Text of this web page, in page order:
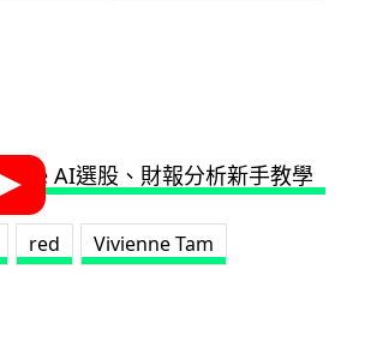
red Vivienne Tam